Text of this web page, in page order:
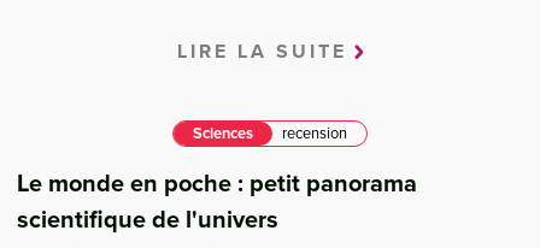
LIRE LA SUITE
Sciences recension
Le monde en poche : petit panorama
scientifique de l'univers